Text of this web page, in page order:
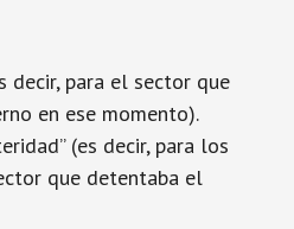
decir, para el sector que
en ese momento).
(es decir, para los
que detentaba el